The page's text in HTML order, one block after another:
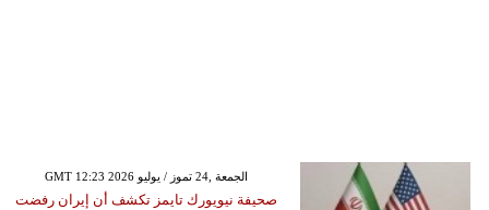
GMT 12:23 2026 الجمعة ,24 تموز / يوليو
صحيفة نيويورك تايمز تكشف أن إيران رفضت